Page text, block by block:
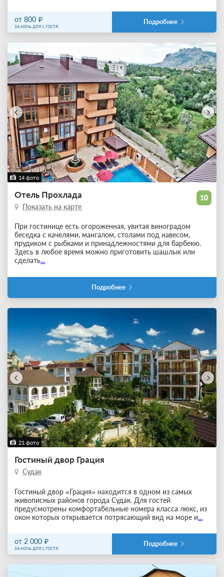
от 800
ЗА НОЧЬ ДЛЯ 1 ГОСТЯ
Подробнее
14 фото
10
Отель Прохлада
Показать на карте
При гостинице есть огороженная, увитая виноградом
беседка с качелями, мангалом, столами под навесом,
прудиком с рыбками и принадлежностями для барбекю.
Здесь в любое время можно приготовить шашлык или
сделать...
Подробнее
21 фото
Гостиный двор Грация
Судак
Гостиный двор «Грация» находится в одном из самых
живописных районов города Судак. Для гостей
предусмотрены комфортабельные номера класса люкс, из
окон которых открывается потрясающий вид на море и...
от 2 000
ЗА НОЧЬ ДЛЯ 1 ГОСТЯ
Подробнее